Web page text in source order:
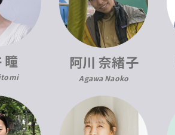
瞳 阿川 奈緒子
Agawa Naoko